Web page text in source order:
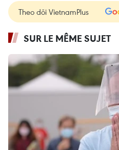
Theo dõi VietnamPlus
SUR LE MÊME SUJET